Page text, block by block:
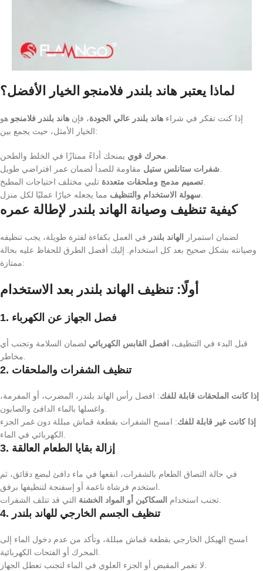
لماذا يعتبر هاند بلندر فلامنجو الخيار الأفضل؟
إذا كنت تفكر في شراء هاند بلندر عالي الجودة، فإن هاند بلندر فلامنجو هو
الخيار الأمثل، حيث يجمع بين:
محرك قوييمنحك أداءً ممتازًا في الخلط والطحن.
شفرات ستانلس ستيلمقاومة للصدأ لضمان عمر افتراضي طويل.
تصميم مدمج وملحقات متعددةتلبي مختلف احتياجات المطبخ.
سهولة الاستخدام والتنظيفمما يجعله خيارًا عمليًا لكل منزل.
كيفية تنظيف وصيانة الهاند بلندر لإطالة عمره
لضمان استمرار الهاند بلندر في العمل بكفاءة لفترة طويلة، يجب تنظيفه
وصيانته بشكل صحيح بعد كل استخدام. إليك أفضل الطرق للحفاظ عليه بحالة
ممتازة:
أولًا: تنظيف الهاند بلندر بعد الاستخدام
1. فصل الجهاز عن الكهرباء
قبل البدء في التنظيف، افصل القابس الكهربائي لضمان السلامة وتجنب أي
مخاطر.
2. تنظيف الشفرات والملحقات
إذا كانت الملحقات قابلة للفك: افصل رأس الهاند بلندر، المضرب، أو المفرمة،
واغسلها بالماء الدافئ والصابون.
إذا كانت غير قابلة للفك: امسح الشفرات بقطعة قماش مبللة دون غمر الجزء
الكهربائي في الماء.
3. إزالة بقايا الطعام العالقة
في حالة التصاق الطعام بالشفرات، انقعها في ماء دافئ لبضع دقائق، ثم
استخدم فرشاة ناعمة أو إسفنجة لتنظيفها برفق.
تجنب استخدام السكاكين أو المواد الخشنة التي قد تتلف الشفرات.
4. تنظيف الجسم الخارجي للهاند بلندر
امسح الهيكل الخارجي بقطعة قماش مبللة، وتأكد من عدم دخول الماء إلى
المحرك أو الفتحات الكهربائية.
لا تغمر المقبض أو الجزء العلوي في الماء لتجنب تعطل الجهاز.